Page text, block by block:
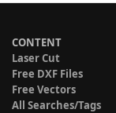
CONTENT
Laser Cut
Free DXF Files
Free Vectors
All Searches/Tags